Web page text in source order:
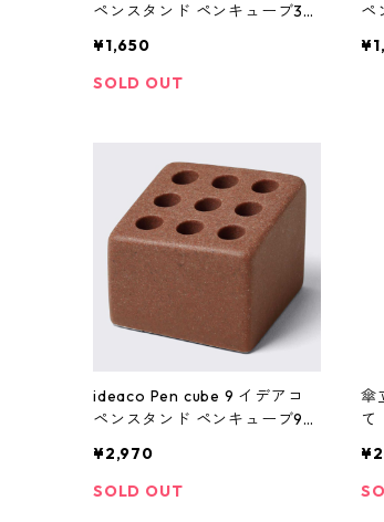
ペンスタンド ペンキューブ3
¥1,650
SOLD OUT
ペ
ideaco Pen cube 9 イデアコ
ペンスタンド ペンキューブ9
¥2,970
SOLD OUT
傘
て
a
ン